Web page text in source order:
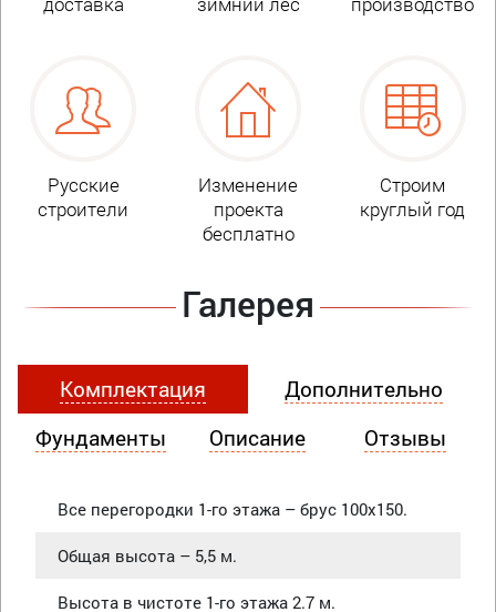
Русские
строители
Изменение
проекта
бесплатно
Строим
круглый год
Галерея
Комплектация
Дополнительно
Фундаменты
Описание Отзывы
Все перегородки 1-го этажа – брус 100х150.
Общая высота – 5,5 м.
Высота в чистоте 1-го этажа 2.7 м.